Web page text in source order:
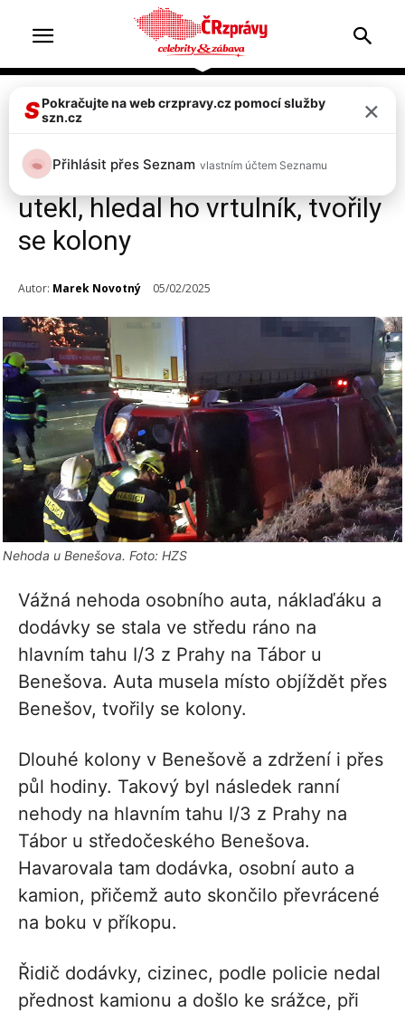
Doprava & nehody Top 2
Hromadná nehoda u
Benešova! Řidič dodávky
utekl, hledal ho vrtulník, tvořily
se kolony
Autor: Marek Novotný 05/02/2025
Nehoda u Benešova. Foto: HZS
Vážná nehoda osobního auta, náklaďáku a
dodávky se stala ve středu ráno na
hlavním tahu I/3 z Prahy na Tábor u
Benešova. Auta musela místo objíždět přes
Benešov, tvořily se kolony.
Dlouhé kolony v Benešově a zdržení i přes
půl hodiny. Takový byl následek ranní
nehody na hlavním tahu I/3 z Prahy na
Tábor u středočeského Benešova.
Havarovala tam dodávka, osobní auto a
kamion, přičemž auto skončilo převrácené
na boku v příkopu.
Řidič dodávky, cizinec, podle policie nedal
přednost kamionu a došlo ke srážce, při
SPokračujte na web crzpravy.cz pomocí služby
szn.cz
×
Přihlásit přes Seznam vlastním účtem Seznamu